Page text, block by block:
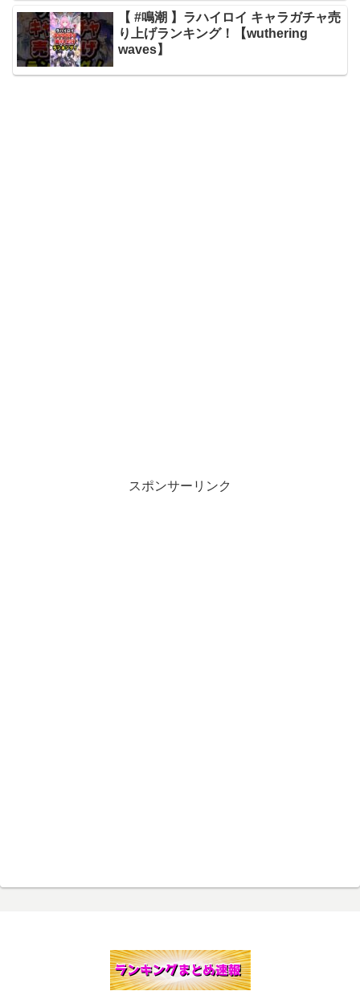
【 #鳴潮 】ラハイロイ キャラガチャ売
り上げランキング！【wuthering
waves】
スポンサーリンク